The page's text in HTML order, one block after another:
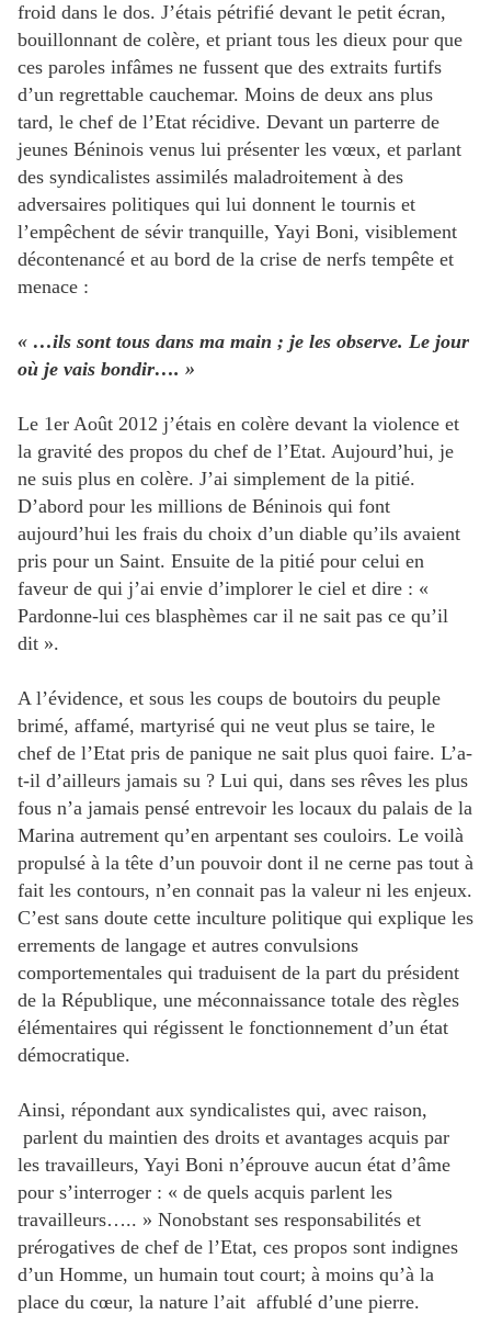
froid dans le dos. J’étais pétrifié devant le petit écran,
bouillonnant de colère, et priant tous les dieux pour que
ces paroles infâmes ne fussent que des extraits furtifs
d’un regrettable cauchemar. Moins de deux ans plus
tard, le chef de l’Etat récidive. Devant un parterre de
jeunes Béninois venus lui présenter les vœux, et parlant
des syndicalistes assimilés maladroitement à des
adversaires politiques qui lui donnent le tournis et
l’empêchent de sévir tranquille, Yayi Boni, visiblement
décontenancé et au bord de la crise de nerfs tempête et
menace :
« …ils sont tous dans ma main ; je les observe. Le jour
où je vais bondir…. »
Le 1er Août 2012 j’étais en colère devant la violence et
la gravité des propos du chef de l’Etat. Aujourd’hui, je
ne suis plus en colère. J’ai simplement de la pitié.
D’abord pour les millions de Béninois qui font
aujourd’hui les frais du choix d’un diable qu’ils avaient
pris pour un Saint. Ensuite de la pitié pour celui en
faveur de qui j’ai envie d’implorer le ciel et dire : «
Pardonne-lui ces blasphèmes car il ne sait pas ce qu’il
dit ».
A l’évidence, et sous les coups de boutoirs du peuple
brimé, affamé, martyrisé qui ne veut plus se taire, le
chef de l’Etat pris de panique ne sait plus quoi faire. L’a-
t-il d’ailleurs jamais su ? Lui qui, dans ses rêves les plus
fous n’a jamais pensé entrevoir les locaux du palais de la
Marina autrement qu’en arpentant ses couloirs. Le voilà
propulsé à la tête d’un pouvoir dont il ne cerne pas tout à
fait les contours, n’en connait pas la valeur ni les enjeux.
C’est sans doute cette inculture politique qui explique les
errements de langage et autres convulsions
comportementales qui traduisent de la part du président
de la République, une méconnaissance totale des règles
élémentaires qui régissent le fonctionnement d’un état
démocratique.
Ainsi, répondant aux syndicalistes qui, avec raison,
parlent du maintien des droits et avantages acquis par
les travailleurs, Yayi Boni n’éprouve aucun état d’âme
pour s’interroger : « de quels acquis parlent les
travailleurs….. » Nonobstant ses responsabilités et
prérogatives de chef de l’Etat, ces propos sont indignes
d’un Homme, un humain tout court; à moins qu’à la
place du cœur, la nature l’ait affublé d’une pierre.